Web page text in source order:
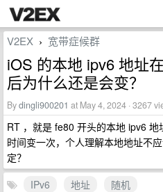
V2EX › 宽带症候群
iOS 的本地 ipv6 地址
后为什么还是会变？
Bydingli900201 at May 4, 2024 · 3267
RT ，就是 fe80 开头的本地 ipv6
时间变一次，个人理解本地地址不
定？
IPv6
地址
随机